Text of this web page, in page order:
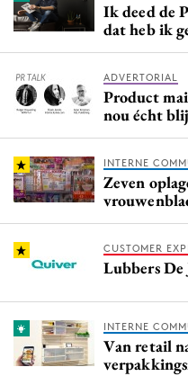
Ik deed de
dat heb ik
ADVERTORIAL
Product
nou écht
INTERNE
Zeven
CUSTOMER
Lubbers De
INTERNE
Van retail